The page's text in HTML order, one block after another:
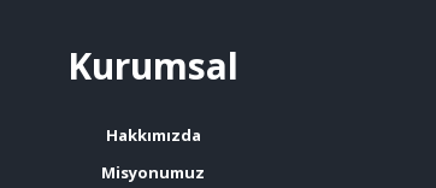
Kurumsal
Hakkımızda
Misyonumuz